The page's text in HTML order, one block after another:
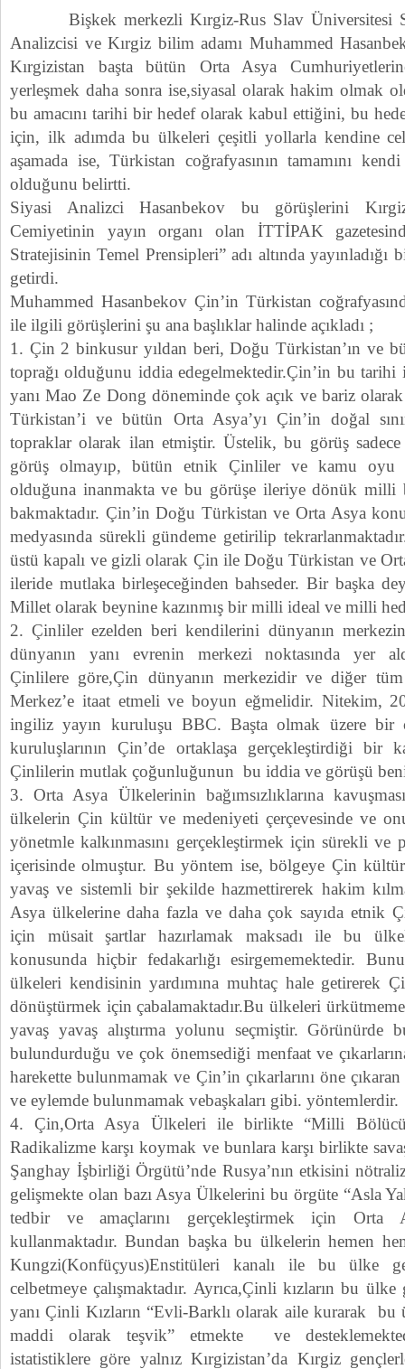
Bişkek merkezli Kırgiz-Rus Slav Üniversitesi
Analizcisi ve Kırgiz bilim adamı Muhammed
Kırgizistan başta bütün Orta Asya
yerleşmek daha sonra ise,siyasal olarak hakim olmak
bu amacını tarihi bir hedef olarak kabul ettiğini, bu
için, ilk adımda bu ülkeleri çeşitli yollarla kendine
aşamada ise, Türkistan coğrafyasının tamamını
olduğunu belirtti.
Siyasi Analizci Hasanbekov bu görüşlerini
Cemiyetinin yayın organı olan İTTİPAK
Stratejisinin Temel Prensipleri” adı altında yayınladığı
getirdi.
Muhammed Hasanbekov Çin’in Türkistan
ile ilgili görüşlerini şu ana başlıklar halinde açıkladı ;
1. Çin 2 binkusur yıldan beri, Doğu Türkistan’ın ve
toprağı olduğunu iddia edegelmektedir.Çin’in bu
yanı Mao Ze Dong döneminde çok açık ve bariz
Türkistan’i ve bütün Orta Asya’yı Çin’in doğal
topraklar olarak ilan etmiştir. Üstelik, bu görüş
görüş olmayıp, bütün etnik Çinliler ve kamu oyu
olduğuna inanmakta ve bu görüşe ileriye dönük milli
bakmaktadır. Çin’in Doğu Türkistan ve Orta Asya
medyasında sürekli gündeme getirilip
üstü kapalı ve gizli olarak Çin ile Doğu Türkistan ve
ileride mutlaka birleşeceğinden bahseder. Bir başka
Millet olarak beynine kazınmış bir milli ideal ve milli
2. Çinliler ezelden beri kendilerini dünyanın
dünyanın yanı evrenin merkezi noktasında yer
Çinlilere göre,Çin dünyanın merkezidir ve diğer
Merkez’e itaat etmeli ve boyun eğmelidir. Nitekim,
ingiliz yayın kuruluşu BBC. Başta olmak üzere bir
kuruluşlarının Çin’de ortaklaşa gerçekleştirdiği bir
Çinlilerin mutlak çoğunluğunun bu iddia ve görüşü
3. Orta Asya Ülkelerinin bağımsızlıklarına
ülkelerin Çin kültür ve medeniyeti çerçevesinde ve
yönetmle kalkınmasını gerçekleştirmek için sürekli ve
içerisinde olmuştur. Bu yöntem ise, bölgeye Çin
yavaş ve sistemli bir şekilde hazmettirerek hakim
Asya ülkelerine daha fazla ve daha çok sayıda etnik
için müsait şartlar hazırlamak maksadı ile bu
konusunda hiçbir fedakarlığı esirgememektedir.
ülkeleri kendisinin yardımına muhtaç hale getirerek
dönüştürmek için çabalamaktadır.Bu ülkeleri
yavaş yavaş alıştırma yolunu seçmiştir. Görünürde
bulundurduğu ve çok önemsediği menfaat ve
harekette bulunmamak ve Çin’in çıkarlarını öne
ve eylemde bulunmamak vebaşkaları gibi. yöntemlerdir.
4. Çin,Orta Asya Ülkeleri ile birlikte “Milli
Radikalizme karşı koymak ve bunlara karşı birlikte
Şanghay İşbirliği Örgütü’nde Rusya’nın etkisini
gelişmekte olan bazı Asya Ülkelerini bu örgüte “Asla
tedbir ve amaçlarını gerçekleştirmek için Orta
kullanmaktadır. Bundan başka bu ülkelerin hemen
Kungzi(Konfüçyus)Enstitüleri kanalı ile bu ülke
celbetmeye çalışmaktadır. Ayrıca,Çinli kızların bu
yanı Çinli Kızların “Evli-Barklı olarak aile kurarak bu
maddi olarak teşvik” etmekte ve
istatistiklere göre yalnız Kırgizistan’da Kırgiz